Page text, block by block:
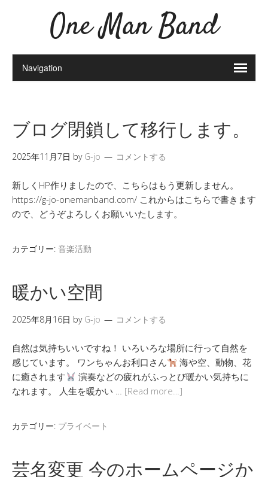
One Man Band
ブログ閉鎖して移行します。
2025年11月7日 by G-jo コメントする
新しくHP作りましたので、こちらはもう更新しません。
https://g-jo-onemanband.com/ これからはこちらで書きます
ので、どうぞよろしくお願いいたします。
カテゴリー: 音楽活動
暖かい空間
2025年8月16日 by G-jo コメントする
自然は気持ちいいですね！ いろいろな場所に行って自然を
感じています。 ワンちゃんお利口さん
海や空、動物、花
に癒されます
演奏などの疲れがふっとび暖かい気持ちに
なれます。 人生を暖かい … [Read more…]
カテゴリー: プライベート
芸名変更 今のホームページか